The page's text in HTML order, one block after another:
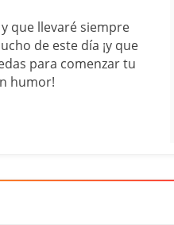
que llevaré siempre
de este día ¡y que
para comenzar tu
humor!